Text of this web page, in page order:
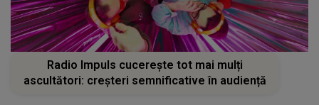
Radio Impuls cucerește tot mai mulți
ascultători: creșteri semnificative în audiență